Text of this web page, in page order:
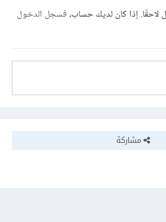
إذا كان لديك حساب،فسجل الدخول
مشاركة